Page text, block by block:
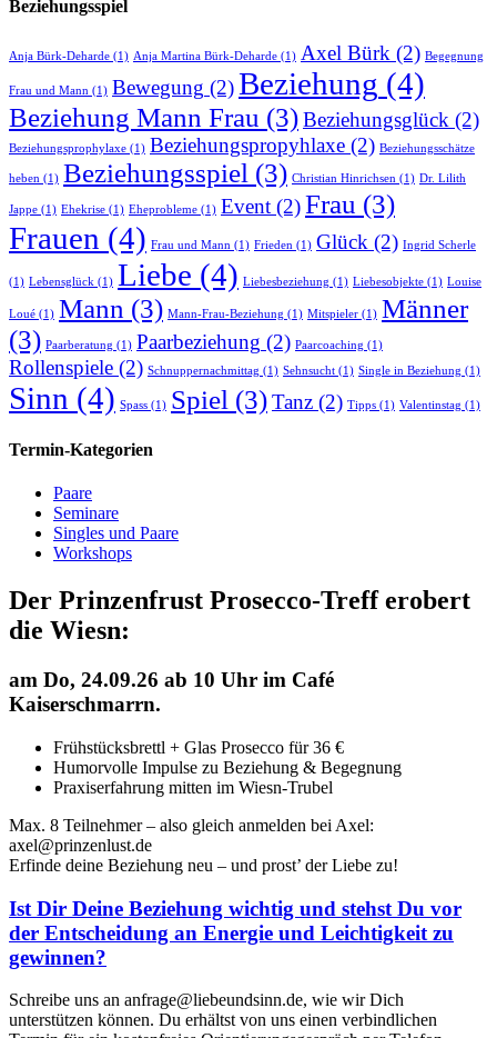
Beziehungsspiel
Anja Bürk-Deharde (1) Anja Martina Bürk-Deharde (1) Axel Bürk (2) Begegnung
Frau und Mann (1) Bewegung (2)Beziehung (4)
Beziehung Mann Frau (3)Beziehungsglück (2)
Beziehungsprophylaxe (1) Beziehungspropyhlaxe (2) Beziehungsschätze
heben (1) Beziehungsspiel (3) Christian Hinrichsen (1) Dr. Lilith
Jappe (1) Ehekrise (1) Eheprobleme (1) Event (2)Frau (3)
Frauen (4) Frau und Mann (1) Frieden (1) Glück (2) Ingrid Scherle
(1) Lebensglück (1) Liebe (4) Liebesbeziehung (1) Liebesobjekte (1) Louise
Loué (1) Mann (3) Mann-Frau-Beziehung (1) Mitspieler (1) Männer
(3) Paarberatung (1) Paarbeziehung (2) Paarcoaching (1)
Rollenspiele (2) Schnuppernachmittag (1) Sehnsucht (1) Single in Beziehung (1)
Sinn (4) Spass (1) Spiel (3)Tanz (2) Tipps (1) Valentinstag (1)
Termin-Kategorien
Paare
Seminare
Singles und Paare
Workshops
Der Prinzenfrust Prosecco-Treff erobert
die Wiesn:
am Do, 24.09.26 ab 10 Uhr im Café
Kaiserschmarrn.
Frühstücksbrettl + Glas Prosecco für 36 €
Humorvolle Impulse zu Beziehung & Begegnung
Praxiserfahrung mitten im Wiesn-Trubel
Max. 8 Teilnehmer – also gleich anmelden bei Axel:
axel@prinzenlust.de
Erfinde deine Beziehung neu – und prost’ der Liebe zu!
Ist Dir Deine Beziehung wichtig und stehst Du vor
der Entscheidung an Energie und Leichtigkeit zu
gewinnen?
Schreibe uns an anfrage@liebeundsinn.de, wie wir Dich
unterstützen können. Du erhältst von uns einen verbindlichen